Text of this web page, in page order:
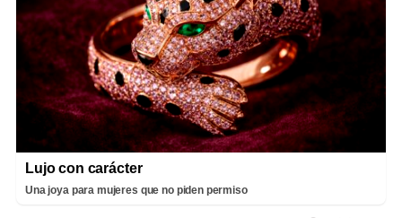
Lujo con carácter
Una joya para mujeres que no piden permiso